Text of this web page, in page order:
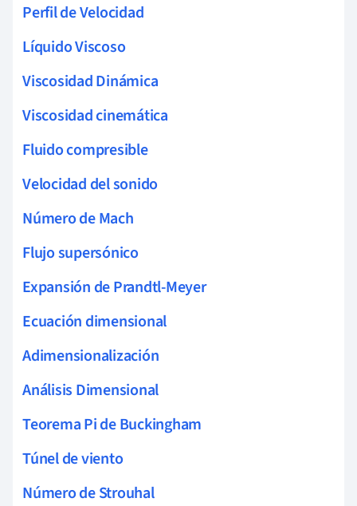
Perfil de Velocidad
Líquido Viscoso
Viscosidad Dinámica
Viscosidad cinemática
Fluido compresible
Velocidad del sonido
Número de Mach
Flujo supersónico
Expansión de Prandtl-Meyer
Ecuación dimensional
Adimensionalización
Análisis Dimensional
Teorema Pi de Buckingham
Túnel de viento
Número de Strouhal